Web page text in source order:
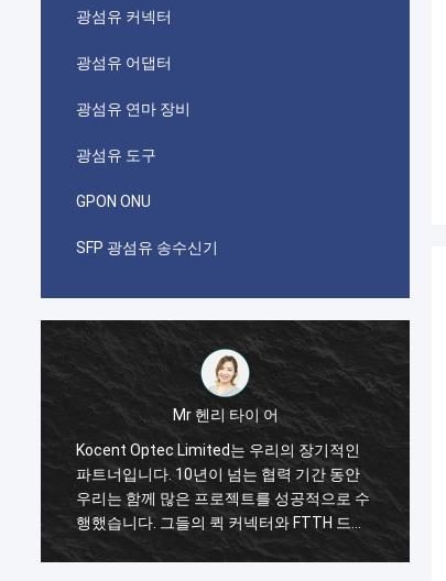
광섬유 커넥터
광섬유 어댑터
광섬유 연마 장비
광섬유 도구
GPON ONU
SFP 광섬유 송수신기
는 우리의 장기적인
넘는 협력 기간 동안
젝트를 성공적으로 수
커넥터와 FTTH 드롭
다. 현재 그들의 제품
나는 i가 코상 옵텍이 2014년에
첫 번째 순서를 했을 때 놀랐습
케이블의 한 컨테이너 40GP와
패치 코드와 어댑터를 위한 한
20GP. 그들은 단지 2 주에 이 명
습니다. 지금 우리는 또한 그들